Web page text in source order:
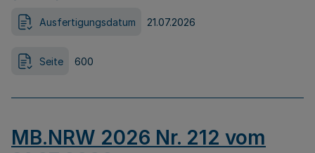
Ausfertigungsdatum 21.07.2026
Seite 600
MB.NRW 2026 Nr. 212 vom